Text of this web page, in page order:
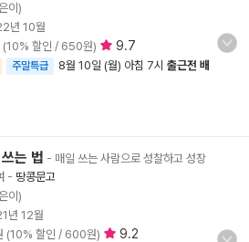
이)
년 10월
(10% 할인 / 650원) 9.7
주말특급 8월 10일 (월) 아침 7시 출근전 배
는 법 - 매일 쓰는 사람으로 성찰하고 성장
- 땅콩문고
이)
년 12월
(10% 할인 / 600원) 9.2